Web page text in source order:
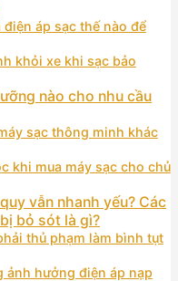
áp sạc thế nào để
khỏi xe khi sạc bảo
nào cho nhu cầu
sạc thông minh khác
khi mua máy sạc cho chủ
vẫn nhanh yếu? Các
bỏ sót là gì?
thủ phạm làm bình tụt
ảnh hưởng điện áp nạp